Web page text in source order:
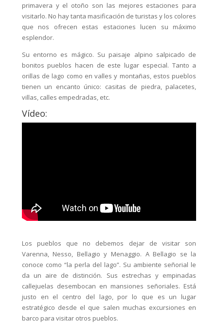
primavera y el otoño son las mejores estaciones para
visitarlo. No hay tanta masificación de turistas y los colores
que nos ofrecen estas estaciones lucen su máximo
esplendor.
Su entorno es mágico. Su paisaje alpino salpicado de
bonitos pueblos hacen de este lugar especial. Tanto a
orillas de lago como en valles y montañas, estos pueblos
tienen un encanto único: casitas de piedra, palacetes,
villas, calles empedradas, etc.
Vídeo:
Los pueblos que no debemos dejar de visitar son
Varenna, Nesso, Bellagio y Menaggio. A Bellagio se la
conoce como “la perla del lago”. Su ambiente señorial le
da un aire de distinción. Sus estrechas y empinadas
callejuelas desembocan en mansiones señoriales. Está
justo en el centro del lago, por lo que es un lugar
estratégico desde el que salen muchas excursiones en
barco para visitar otros pueblos.